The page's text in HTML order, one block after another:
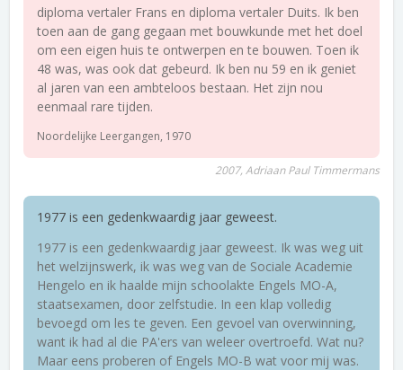
diploma vertaler Frans en diploma vertaler Duits. Ik ben
toen aan de gang gegaan met bouwkunde met het doel
om een eigen huis te ontwerpen en te bouwen. Toen ik
48 was, was ook dat gebeurd. Ik ben nu 59 en ik geniet
al jaren van een ambteloos bestaan. Het zijn nou
eenmaal rare tijden.
Noordelijke Leergangen, 1970
2007, Adriaan Paul Timmermans
1977 is een gedenkwaardig jaar geweest.
1977 is een gedenkwaardig jaar geweest. Ik was weg uit
het welzijnswerk, ik was weg van de Sociale Academie
Hengelo en ik haalde mijn schoolakte Engels MO-A,
staatsexamen, door zelfstudie. In een klap volledig
bevoegd om les te geven. Een gevoel van overwinning,
want ik had al die PA'ers van weleer overtroefd. Wat nu?
Maar eens proberen of Engels MO-B wat voor mij was.